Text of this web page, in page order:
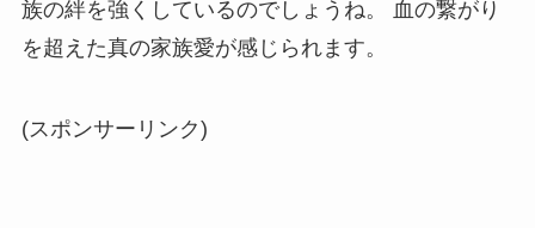
族の絆を強くしているのでしょうね。 血の繋がり
を超えた真の家族愛が感じられます。
(スポンサーリンク)